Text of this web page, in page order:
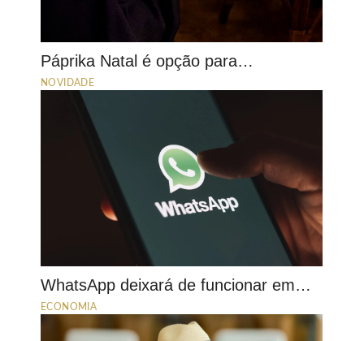
Páprika Natal é opção para…
NOVIDADE
WhatsApp deixará de funcionar em…
ECONOMIA